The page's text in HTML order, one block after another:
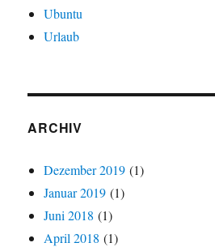
Ubuntu
Urlaub
ARCHIV
Dezember 2019 (1)
Januar 2019 (1)
Juni 2018 (1)
April 2018 (1)